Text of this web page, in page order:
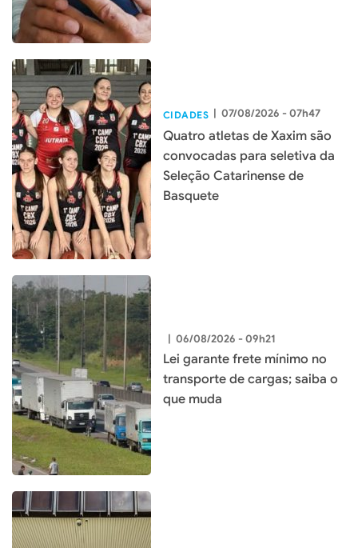
CIDADES | 07/08/2026 - 07h47
Quatro atletas de Xaxim são
convocadas para seletiva da
Seleção Catarinense de
Basquete
06/08/2026 - 09h21
Lei garante frete mínimo no
transporte de cargas; saiba o
que muda